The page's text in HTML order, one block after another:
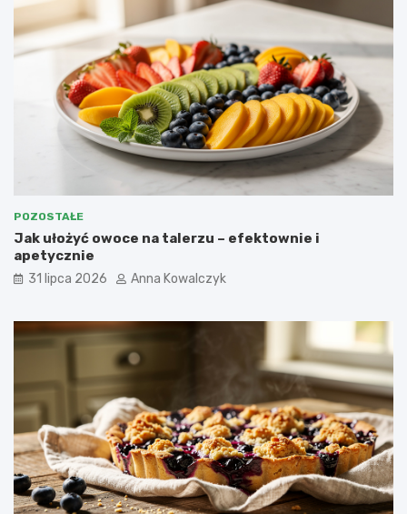
POZOSTAŁE
Jak ułożyć owoce na talerzu – efektownie i
apetycznie
31 lipca 2026 Anna Kowalczyk